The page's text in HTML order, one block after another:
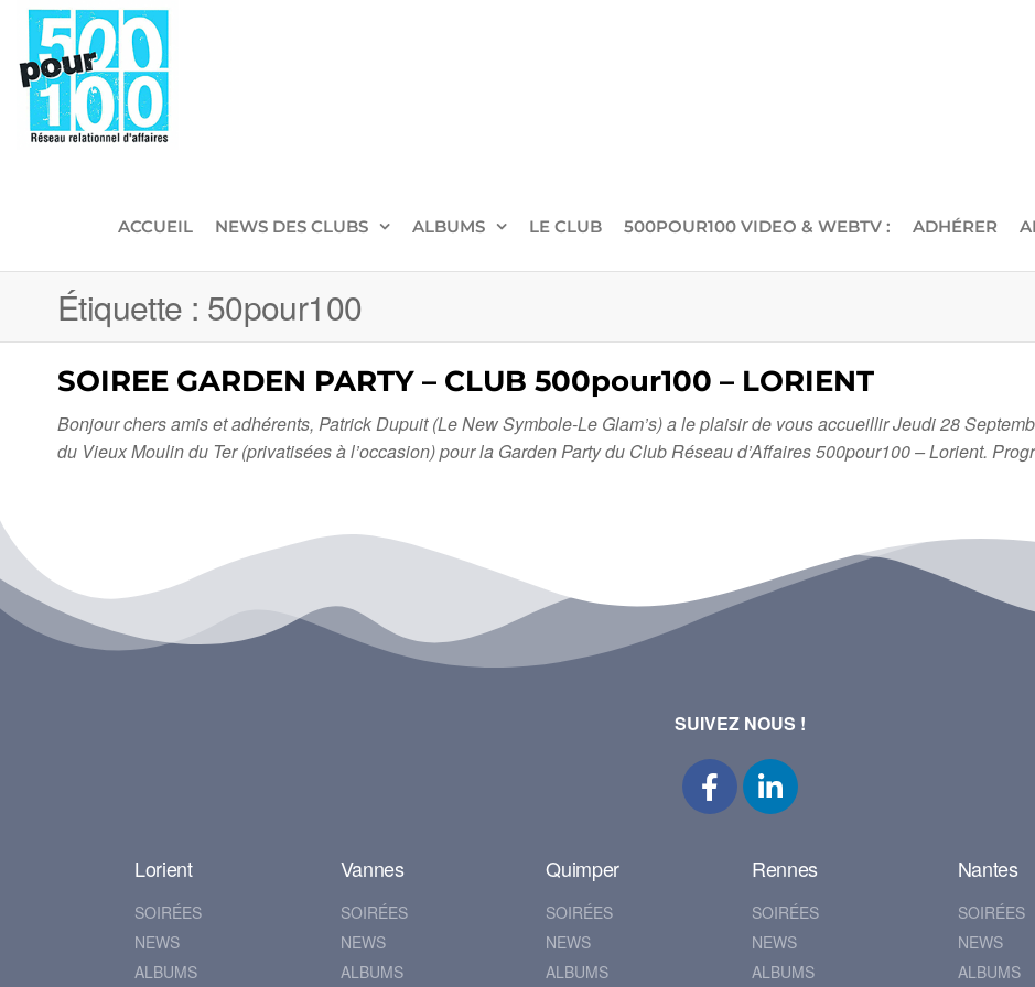
ACCUEIL NEWS DES CLUBS ALBUMS LE CLUB 500POUR100 VIDEO & WEBTV : ADHÉRER
Étiquette : 50pour100
SOIREE GARDEN PARTY – CLUB 500pour100 – LORIENT
Bonjour chers amis et adhérents, Patrick Dupuit (Le New Symbole-Le Glam’s) a le plaisir de vous accueillir Jeudi 28
du Vieux Moulin du Ter (privatisées à l’occasion) pour la Garden Party du Club Réseau d’Affaires 500pour100 – Lorient.
SUIVEZ NOUS !
Lorient
SOIRÉES
NEWS
ALBUMS
Vannes
SOIRÉES
NEWS
ALBUMS
Quimper
SOIRÉES
NEWS
ALBUMS
Rennes
SOIRÉES
NEWS
ALBUMS
Nantes
SOIRÉES
NEWS
ALBUMS